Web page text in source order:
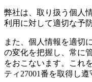
弊社は、取り扱う個人
利用に対して適切な予
また、個人情報を適切
の変化を把握し、常に
をおこないます。これ
ティ27001番を取得し遵